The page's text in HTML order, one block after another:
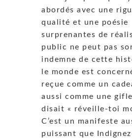
abordés avec une
qualité et une poésie
surprenantes de
public ne peut pas
indemne de cette
le monde est
reçue comme un
aussi comme une
disait « réveille-toi
C’est un manifeste
puissant que